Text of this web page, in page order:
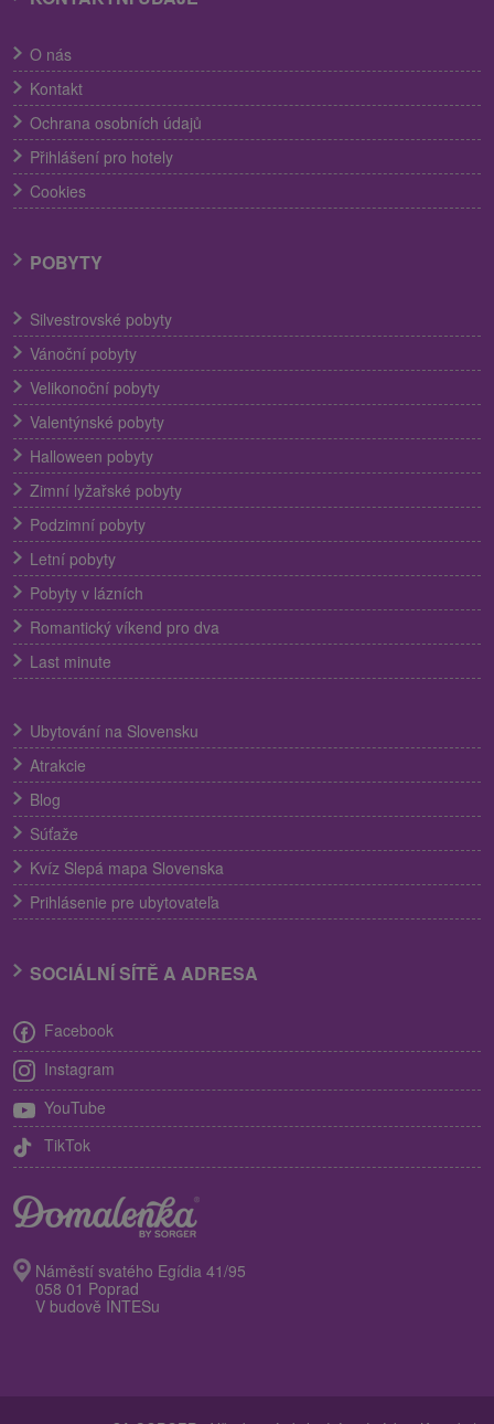
O nás
Kontakt
Ochrana osobních údajů
Přihlášení pro hotely
Cookies
POBYTY
Silvestrovské pobyty
Vánoční pobyty
Velikonoční pobyty
Valentýnské pobyty
Halloween pobyty
Zimní lyžařské pobyty
Podzimní pobyty
Letní pobyty
Pobyty v lázních
Romantický víkend pro dva
Last minute
Ubytování na Slovensku
Atrakcie
Blog
Súťaže
Kvíz Slepá mapa Slovenska
Prihlásenie pre ubytovateľa
SOCIÁLNÍ SÍTĚ A ADRESA
Facebook
Instagram
YouTube
TikTok
Náměstí svatého Egídia 41/95
058 01 Poprad
V budově INTESu